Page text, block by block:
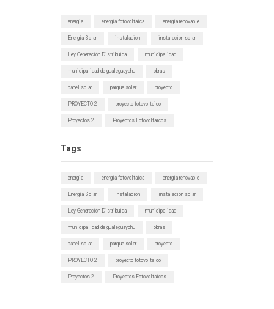
energia energia fotovoltaica energia renovable
Energía Solar instalacion instalacion solar
Ley Generación Distribuida municipalidad
municipalidad de gualeguaychu obras
panel solar parque solar proyecto
PROYECTO 2 proyecto fotovoltaico
Proyectos 2 Proyectos Fotovoltaicos
Tags
energia energia fotovoltaica energia renovable
Energía Solar instalacion instalacion solar
Ley Generación Distribuida municipalidad
municipalidad de gualeguaychu obras
panel solar parque solar proyecto
PROYECTO 2 proyecto fotovoltaico
Proyectos 2 Proyectos Fotovoltaicos